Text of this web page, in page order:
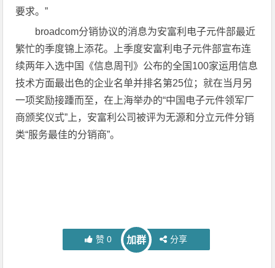
要求。”
broadcom分销协议的消息为安富利电子元件部最近
繁忙的季度锦上添花。上季度安富利电子元件部宣布连
续两年入选中国《信息周刊》公布的全国100家运用信息
技术方面最出色的企业名单并排名第25位；就在当月另
一项奖励接踵而至，在上海举办的“中国电子元件领军厂
商颁奖仪式”上，安富利公司被评为无源和分立元件分销
类“服务最佳的分销商”。
赞 0 加群 分享